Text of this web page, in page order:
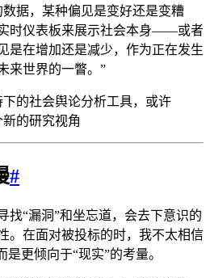
据，某种偏见是变好还是变糟
时仪表板来展示社会本身——或者
在增加还是减少，作为正在发生
来世界的一瞥。”
的社会舆论分析工具，或许
的研究视角
#
找“漏洞”和坐忘道，会去下意识的
。在面对被投标的时，我不太相信
更倾向于“现实”的考量。